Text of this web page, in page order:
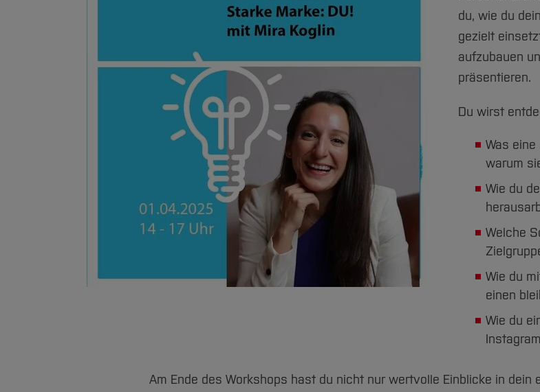
du, wie du
gezielt
aufzubauen
präsentieren.
Du wirst
Was
warum
Wie du
Welche
Wie du
einen
Wie du
Am Ende des Workshops hast du nicht nur wertvolle Einblicke in dein